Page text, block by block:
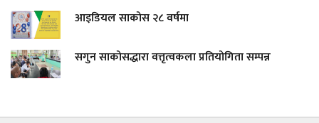
आइडियल साकोस २८ वर्षमा
सगुन साकोसद्धारा वत्तृत्वकला प्रतियोगिता सम्पन्न